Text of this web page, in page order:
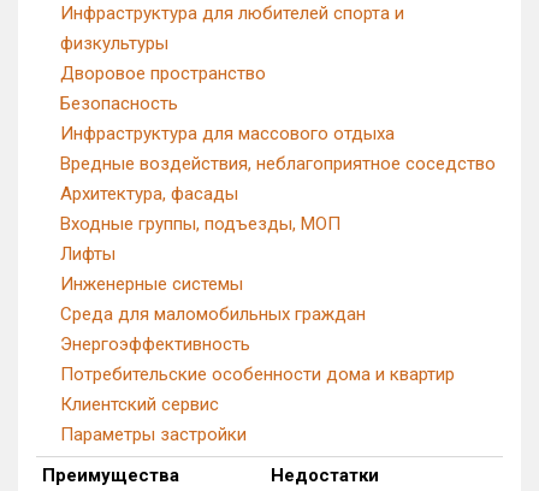
Инфраструктура для любителей спорта и
физкультуры
Дворовое пространство
Безопасность
Инфраструктура для массового отдыха
Вредные воздействия, неблагоприятное соседство
Архитектура, фасады
Входные группы, подъезды, МОП
Лифты
Инженерные системы
Среда для маломобильных граждан
Энергоэффективность
Потребительские особенности дома и квартир
Клиентский сервис
Параметры застройки
Преимущества
Недостатки